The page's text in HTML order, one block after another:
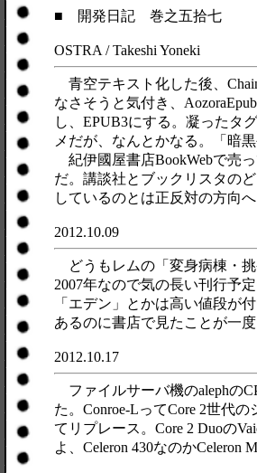
■ 開発日記 巻之五拾七
OSTRA / Takeshi Yoneki
青空テキスト化した後、
なさそうと気付き、
し、EPUB3にする。凝ったタ
メだが、なんとかなる。「暗
紀伊國屋書店BookWebで売
だ。講談社とブックリスタの
しているのとは正反対の方向
2012.10.09
どうもレムの「変身病棟・挑
2007年なので気の長い刊行予
「エデン」とかは高い値段が
あるのに書店で見たことが一
2012.10.17
ファイルサーバ機のalephの
た。Conroe-LってCore 2世代
てリプレース。Core 2 Duoの
よ、Celeron 430なのか